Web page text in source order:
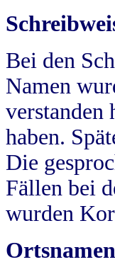
Bei den
Namen
verstanden
haben.
Die
Fällen bei
wurden
Ortsnamen